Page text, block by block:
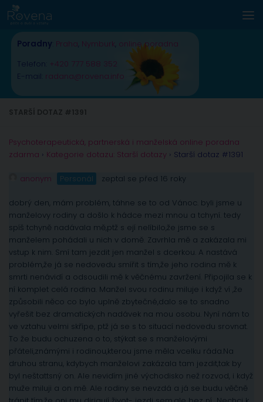
Skip to content
Poradny Praha Nymburk online poradna
Telefon: +420 777 588 352
E-mail: radana@rovena.info
Psychoterapeutická, partnerská i manželská online poradna
zdarma › Kategorie dotazu: Starší dotazy › Starší dotaz #1391
anonym Personál zeptal se před 16 roky
dobrý den, mám problém, táhne se to od Vánoc. byli jsme u
manželovy rodiny a došlo k hádce mezi mnou a tchyní. tedy
spíš tchyně nadávala mě,ptž s ejí nelíbilo,že jsme se s
manželem pohádali u nich v domě. Zavrhla mě a zakázala mi
vstup k nim. Smí tam jezdit jen manžel s dcerkou. A nastává
problém,že já se nedovedu smířit s tím,že jeho rodina mě k
smrti nenávidí a odsoudili mě k věčnému zavržení. Připojila se k
ní komplet celá rodina. Manžel svou rodinu miluje i když ví ,že
způsobili něco co bylo uplně zbytečné,dalo se to snadno
vyřešit bez dramatických nadávek na mou osobu. Nyní nám to
ve vztahu velmi skřípe, ptž já se s to situací nedovedu srovnat.
To že budu ochuzena o to, stýkat se s manželovými
přáteli,známými i rodinou,kterou jsme měla vcelku ráda.Na
druhou stranu, kdybych manželovi zakázala tam jezdit,tak by
byl neštattsný on. Ale nevidím jiné východisko než rozvod, i když
muže miluji a on mě. Ale rodiny se nevzdá a já se budu věčně